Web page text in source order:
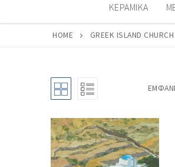
ΚΕΡΑΜΙΚΆ
HOME GREEK ISLAND CHURCH